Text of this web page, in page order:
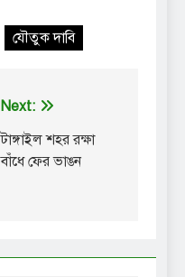
যৌতুক দাবি
Next:
টাঙ্গাইল শহর রক্ষা
বাঁধে ফের ভাঙন